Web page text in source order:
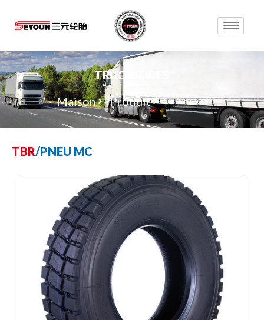
TRUCK TIRES
Maison
Produit Sur /Off route
TBR/PNEU MC